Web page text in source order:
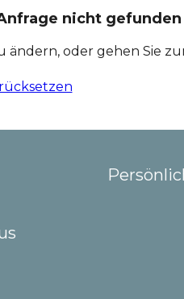
nicht gefunden
ändern, oder gehen Sie